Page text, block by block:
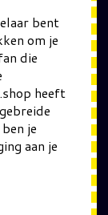
bent
om je
die
heeft
je
aan je